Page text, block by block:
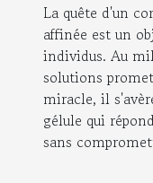
La quête d'un
affinée est un
individus. Au
solutions
miracle, il
gélule qui
sans